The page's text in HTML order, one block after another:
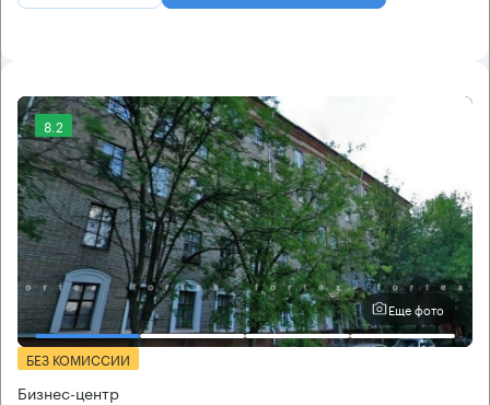
8.2
Еще фото
БЕЗ КОМИССИИ
Бизнес-центр